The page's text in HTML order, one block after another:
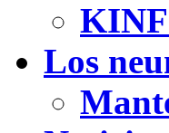
Los